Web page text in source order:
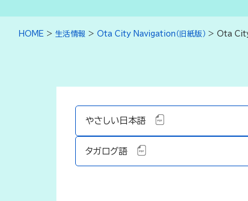
HOME > 生活情報 > Ota City Navigation（旧紙版） > Ota
やさしい日本語
タガログ語